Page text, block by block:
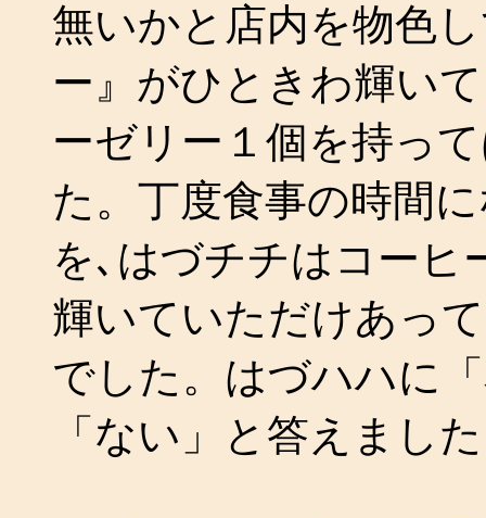
無いかと店内を物色
ー』がひときわ輝い
ーゼリー１個を持っ
た。丁度食事の時間
を､はづチチはコーヒ
輝いていただけあっ
でした。はづハハに
「ない」と答えまし